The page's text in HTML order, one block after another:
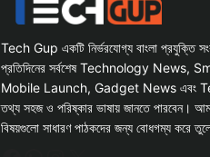
Tech Gup একটি নির্ভরযোগ্য বাংলা প্রযুক্তি
প্রতিদিনের সর্বশেষ Technology News,
Mobile Launch, Gadget News এবং
তথ্য সহজ ও পরিষ্কার ভাষায় জানতে পারবেন।
বিষয়গুলো সাধারণ পাঠকদের জন্য বোধগম্য করে